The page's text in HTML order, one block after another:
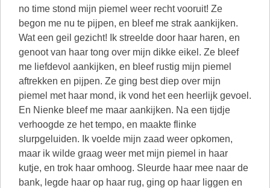
no time stond mijn piemel weer recht vooruit! Ze
begon me nu te pijpen, en bleef me strak aankijken.
Wat een geil gezicht! Ik streelde door haar haren, en
genoot van haar tong over mijn dikke eikel. Ze bleef
me liefdevol aankijken, en bleef rustig mijn piemel
aftrekken en pijpen. Ze ging best diep over mijn
piemel met haar mond, ik vond het een heerlijk gevoel.
En Nienke bleef me maar aankijken. Na een tijdje
verhoogde ze het tempo, en maakte flinke
slurpgeluiden. Ik voelde mijn zaad weer opkomen,
maar ik wilde graag weer met mijn piemel in haar
kutje, en trok haar omhoog. Sleurde haar mee naar de
bank, legde haar op haar rug, ging op haar liggen en